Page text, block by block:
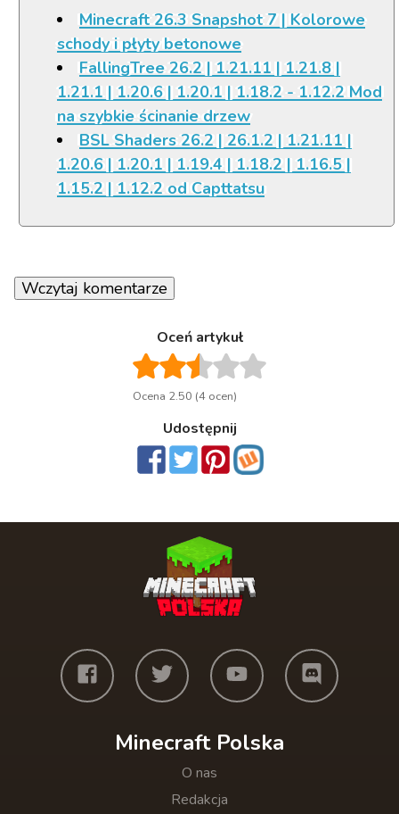
Minecraft 26.3 Snapshot 7 | Kolorowe
schody i płyty betonowe
FallingTree 26.2 | 1.21.11 | 1.21.8 |
1.21.1 | 1.20.6 | 1.20.1 | 1.18.2 - 1.12.2 Mod
na szybkie ścinanie drzew
BSL Shaders 26.2 | 26.1.2 | 1.21.11 |
1.20.6 | 1.20.1 | 1.19.4 | 1.18.2 | 1.16.5 |
1.15.2 | 1.12.2 od Capttatsu
Wczytaj komentarze
Oceń artykuł
Ocena 2.50 (4 ocen)
Udostępnij
Minecraft Polska
O nas
Redakcja